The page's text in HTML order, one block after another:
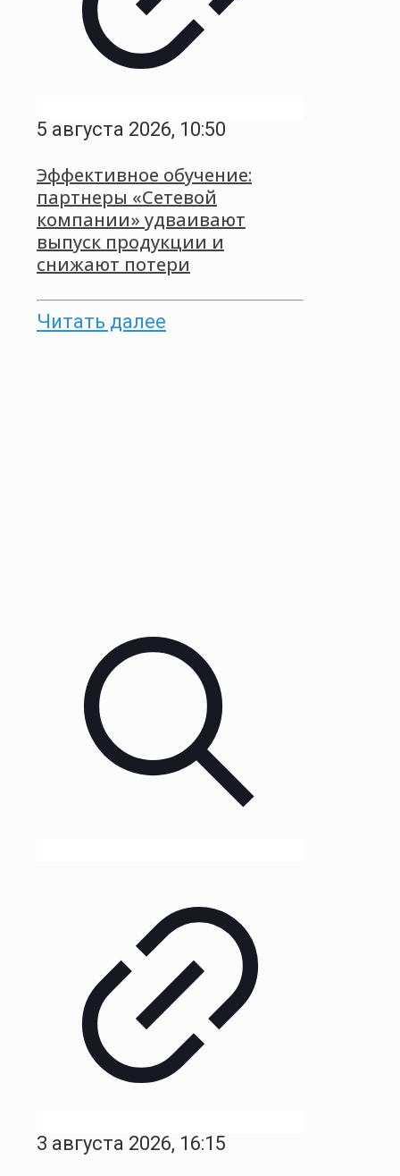
5 августа 2026, 10:50
Эффективное обучение:
партнеры «Сетевой
компании» удваивают
выпуск продукции и
снижают потери
Читать далее
3 августа 2026, 16:15